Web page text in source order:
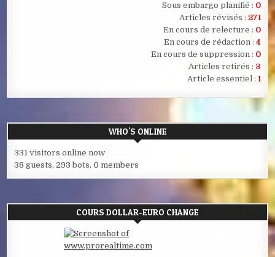
Sous embargo planifié : 0
Articles révisés : 271
En cours de relecture : 0
En cours de rédaction : 4
En cours de suppression : 0
Articles retirés : 3
Article essentiel : 1
WHO'S ONLINE
331 visitors online now
38 guests, 293 bots, 0 members
COURS DOLLAR-EURO CHANGE